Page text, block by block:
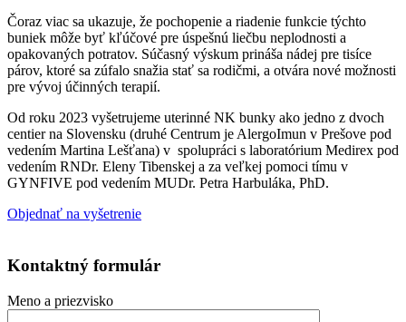
Čoraz viac sa ukazuje, že pochopenie a riadenie funkcie týchto
buniek môže byť kľúčové pre úspešnú liečbu neplodnosti a
opakovaných potratov. Súčasný výskum prináša nádej pre tisíce
párov, ktoré sa zúfalo snažia stať sa rodičmi, a otvára nové možnosti
pre vývoj účinných terapií.
Od roku 2023 vyšetrujeme uterinné NK bunky ako jedno z dvoch
centier na Slovensku (druhé Centrum je AlergoImun v Prešove pod
vedením Martina Lešťana) v spolupráci s laboratórium Medirex pod
vedením RNDr. Eleny Tibenskej a za veľkej pomoci tímu v
GYNFIVE pod vedením MUDr. Petra Harbuláka, PhD.
Objednať na vyšetrenie
Kontaktný formulár
Meno a priezvisko